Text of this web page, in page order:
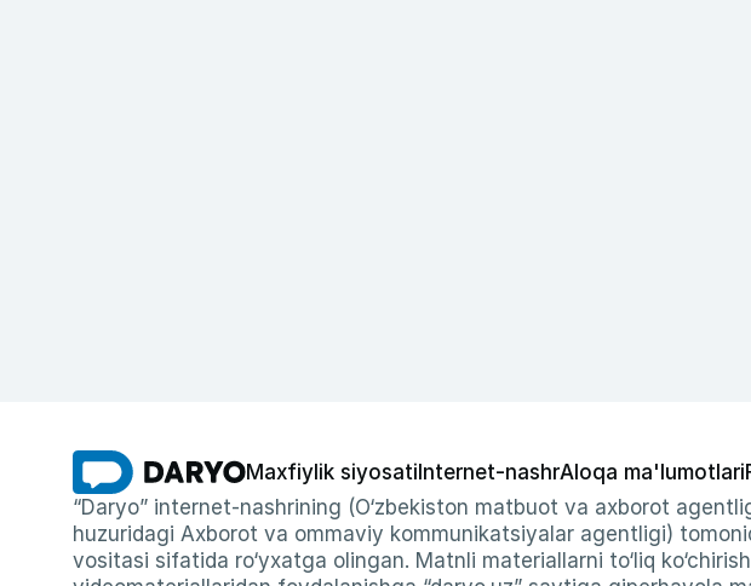
Maxfiylik siyosati Internet-nashrAloqa ma'lumotlari
“Daryo” internet-nashrining (O‘zbekiston matbuot va axborot
huzuridagi Axborot va ommaviy kommunikatsiyalar agentligi)
vositasi sifatida ro‘yxatga olingan. Matnli materiallarni to‘liq